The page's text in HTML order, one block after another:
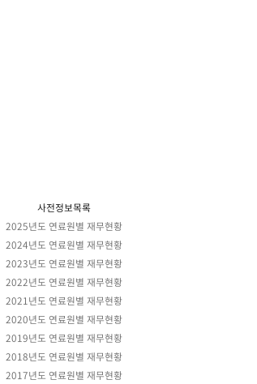
사전정보목록
2025년도 연료원별 재무현황
2024년도 연료원별 재무현황
2023년도 연료원별 재무현황
2022년도 연료원별 재무현황
2021년도 연료원별 재무현황
2020년도 연료원별 재무현황
2019년도 연료원별 재무현황
2018년도 연료원별 재무현황
2017년도 연료원별 재무현황